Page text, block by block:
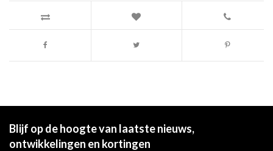
Blijf op de hoogte van laatste nieuws,
ontwikkelingen en kortingen